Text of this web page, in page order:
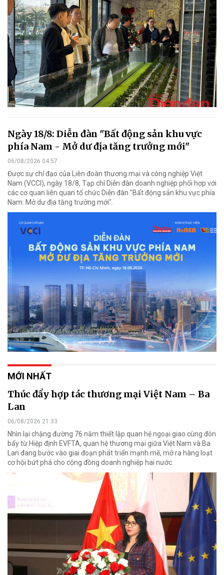
Ngày 18/8: Diễn đàn "Bất động sản khu vực
phía Nam - Mở dư địa tăng trưởng mới"
06/08/2026 04:57
Được sự chỉ đạo của Liên đoàn thương mại và công nghiệp Việt
Nam (VCCI), ngày 18/8, Tạp chí Diễn đàn doanh nghiệp phối hợp với
các cơ quan liên quan tổ chức Diễn đàn "Bất động sản khu vực phía
Nam: Mở dư địa tăng trưởng mới".
MỚI NHẤT
Thúc đẩy hợp tác thương mại Việt Nam – Ba
Lan
06/08/2026 21:33
Nhìn lại chặng đường 76 năm thiết lập quan hệ ngoại giao cùng đòn
bẩy từ Hiệp định EVFTA, quan hệ thương mại giữa Việt Nam và Ba
Lan đang bước vào giai đoạn phát triển mạnh mẽ, mở ra hàng loạt
cơ hội bứt phá cho cộng đồng doanh nghiệp hai nước.